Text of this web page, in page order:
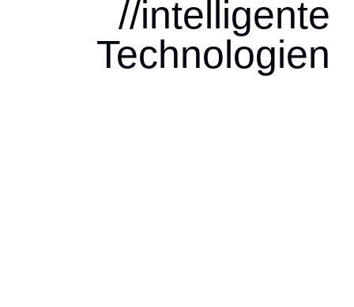
//intelligente
Technologien